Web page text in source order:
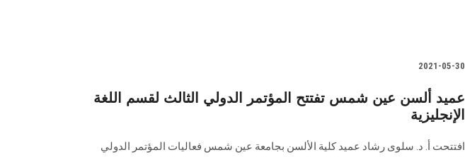
2021-05-30
عميد ألسن عين شمس تفتتح المؤتمر الدولي الثالث لقسم اللغة
الإنجليزية
افتتحت أ. د. سلوى رشاد عميد كلية الألسن بجامعة عين شمس فعاليات المؤتمر الدولي